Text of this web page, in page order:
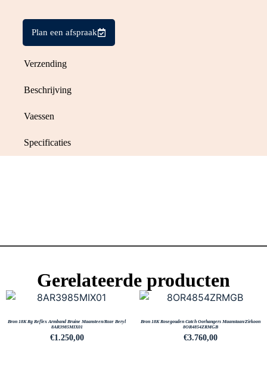
Plan een afspraak
Verzending
Beschrijving
Vaessen
Specificaties
Gerelateerde producten
Bron 18K Rg Reflex Armband Bruine Maansteen/Roze Beryl
8AR3985MIX01
€1.250,00
Bron 18K Rosegouden Catch Oorhangers Maanstaan/Zirkoon
8OR4854ZRMGB
€3.760,00